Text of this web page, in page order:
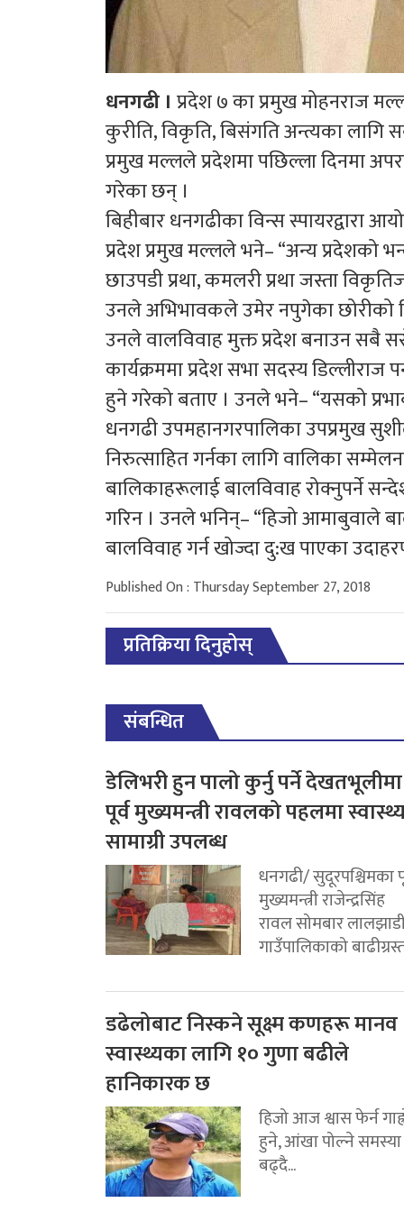
धनगढी । प्रदेश ७ का प्रमुख मोहनराज
कुरीति, विकृति, बिसंगति अन्त्यका लागि
प्रमुख मल्लले प्रदेशमा पछिल्ला दिनमा
गरेका छन् ।
बिहीबार धनगढीका विन्स स्पायरद्वारा
प्रदेश प्रमुख मल्लले भने– “अन्य प्रदेशको
छाउपडी प्रथा, कमलरी प्रथा जस्ता
उनले अभिभावकले उमेर नपुगेका छोरीको
उनले वालविवाह मुक्त प्रदेश बनाउन सबै
कार्यक्रममा प्रदेश सभा सदस्य डिल्लीराज
हुने गरेको बताए । उनले भने– “यसको
धनगढी उपमहानगरपालिका उपप्रमुख
निरुत्साहित गर्नका लागि वालिका
बालिकाहरूलाई बालविवाह रोक्नुपर्ने
गरिन । उनले भनिन्– “हिजो आमाबुवाले
बालविवाह गर्न खोज्दा दु:ख पाएका
Published On : Thursday September 27, 2018
प्रतिक्रिया दिनुहोस्
संबन्धित
डेलिभरी हुन पालो कुर्नु पर्ने देखतभूलीमा
पूर्व मुख्यमन्त्री रावलको पहलमा
सामाग्री उपलब्ध
धनगढी/ सुदूरपश्चिमका
मुख्यमन्त्री राजेन्द्रसिंह
रावल सोमबार
गाउँपालिकाको
डढेलोबाट निस्कने सूक्ष्म कणहरू मानव
स्वास्थ्यका लागि १० गुणा बढीले
हानिकारक छ
हिजो आज श्वास फेर्न
हुने, आंखा पोल्ने समस्या
बढ्दै...